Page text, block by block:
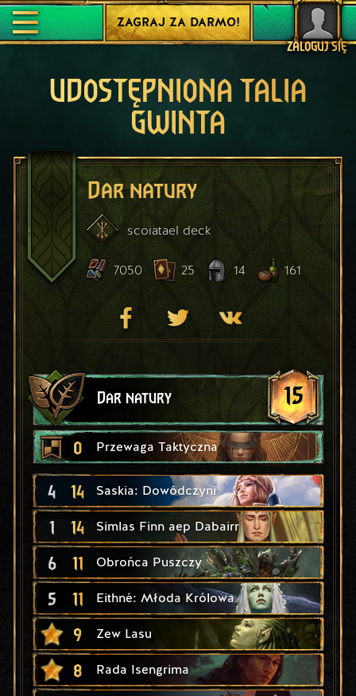
ZALOGUJ SIĘ
ZAGRAJ ZA DARMO!
UDOSTĘPNIONA TALIA
GWINTA
Dar natury
scoiatael deck
7050 25 14 161
Dar natury 15
0 Przewaga Taktyczna
4 14 Saskia: Dowódczyni
1 14 Simlas Finn aep Dabairr
6 11 Obrońca Puszczy
5 11 Eithné: Młoda Królowa
9 Zew Lasu
8 Rada Isengrima